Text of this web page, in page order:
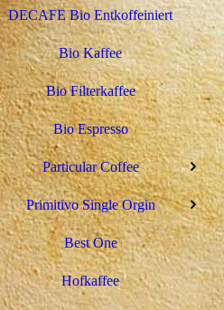
DECAFE Bio Entkoffeiniert
Bio Kaffee
Bio Filterkaffee
Bio Espresso
Particular Coffee
Primitivo Single Orgin
Best One
Hofkaffee